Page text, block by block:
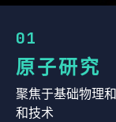
01
原子研究
聚焦于基础物理
和技术